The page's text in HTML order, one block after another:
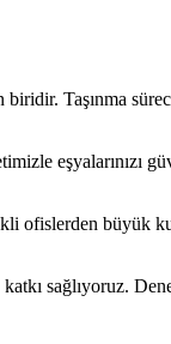
Taşınma
eşyalarınızı
ofislerden büyük
sağlıyoruz.